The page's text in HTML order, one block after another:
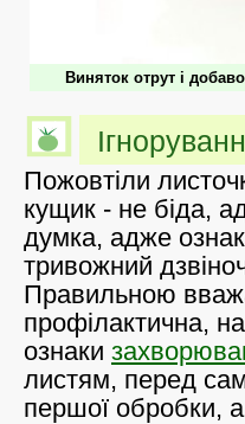
Виняток отрут і
Пожовтіли
кущик - не біда,
думка, адже
тривожний
Правильною
профілактична,
ознаки
листям, перед
першої обробки,